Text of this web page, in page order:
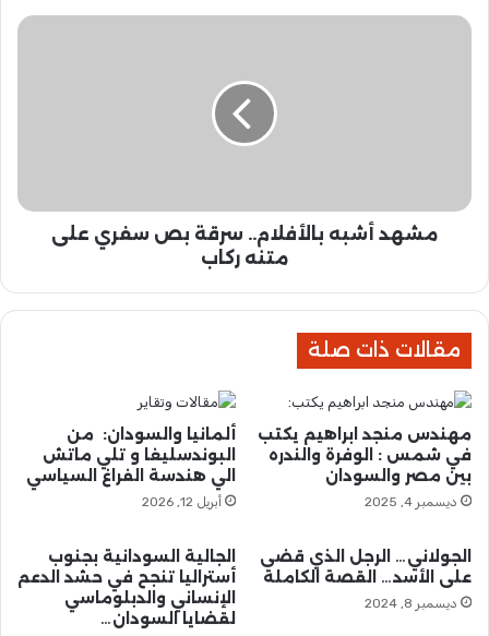
ز
ر
ح
ؤ
ك
د
ت
ح
و
ل
ا
إ
ل
م
ب
م
.
س
ر
ق
ة
ص
س
ف
مشهد أشبه بالأفلام.. سرقة بص سفري على
متنه ركاب
مقالات ذات صلة
مهندس منجد ابراهيم يكتب
في شمس : الوفرة والندره
بين مصر والسودان
ديسمبر 4, 2025
ألمانيا والسودان: من
البوندسليغا و تلي ماتش
الي هندسة الفراغ السياسي
أبريل 12, 2026
الجولاني… الرجل الذي قضى
على الأسد… القصة الكاملة
ديسمبر 8, 2024
الجالية السودانية بجنوب
أستراليا تنجح في حشد الدعم
الإنساني والدبلوماسي
لقضايا السودان…